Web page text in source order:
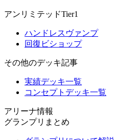
アンリミテッドTier1
ハンドレスヴァンプ
回復ビショップ
その他のデッキ記事
実績デッキ一覧
コンセプトデッキ一覧
アリーナ情報
グランプリまとめ